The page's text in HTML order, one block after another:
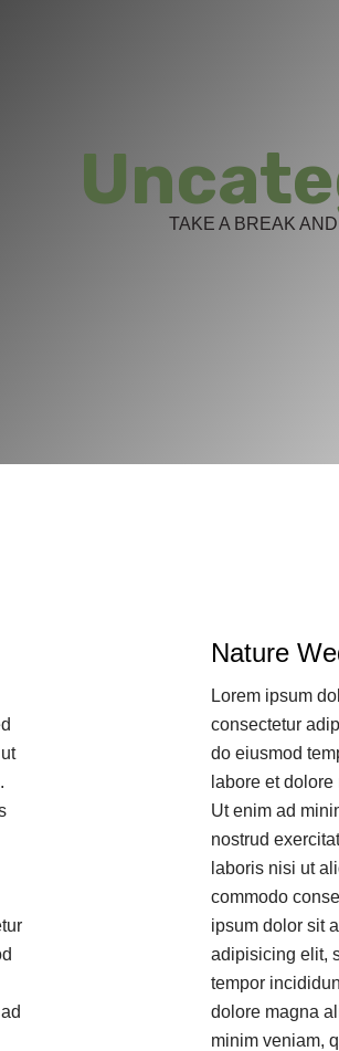
TAKE A BREAK
Nature
Lorem ipsum
consectetur
do eiusmod
labore et
Ut enim ad
nostrud
laboris nisi ut
commodo
ipsum dolor sit
adipisicing elit,
tempor
dolore magna
minim veniam,